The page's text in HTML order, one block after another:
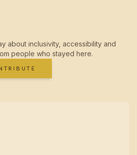
about inclusivity, accessibility and
people who stayed here.